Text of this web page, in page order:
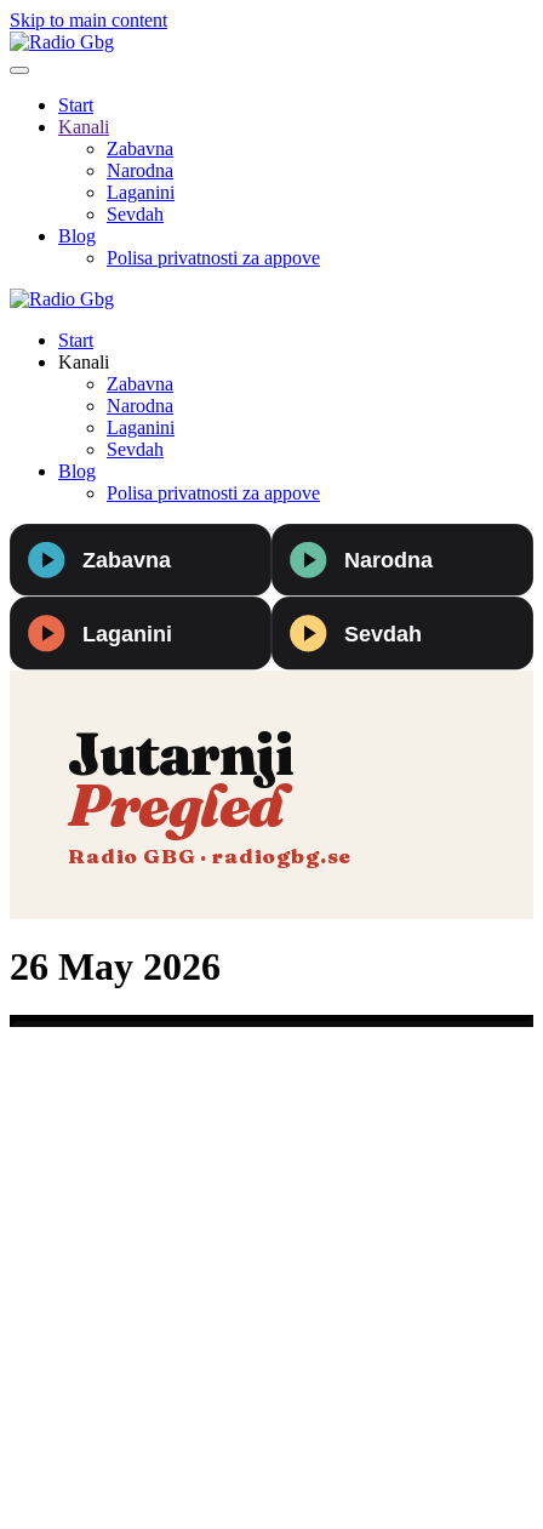
Skip to main content
Start
Kanali
Zabavna
Narodna
Laganini
Sevdah
Blog
Polisa privatnosti za appove
Start
Kanali
Zabavna
Narodna
Laganini
Sevdah
Blog
Polisa privatnosti za appove
Jutarnji
Pregled
Radio GBG · radiogbg.se
26 May 2026